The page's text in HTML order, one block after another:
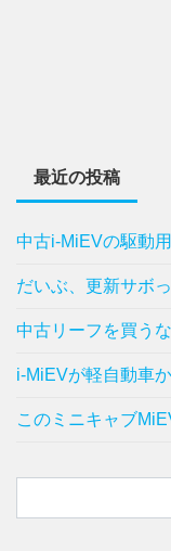
最近の投稿
中古i-MiEVの駆動
だいぶ、更新サボ
中古リーフを買う
i-MiEVが軽自動車
このミニキャブ